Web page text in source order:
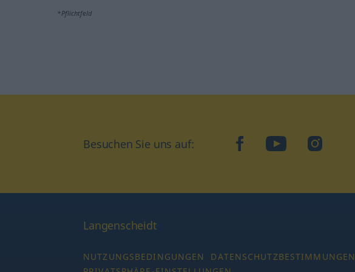
*Pflichtfeld
Besuchen Sie uns auf: facebookYouTubeInstagram
Langenscheidt
NUTZUNGSBEDINGUNGEN DATENSCHUTZBESTIMMUNGEN